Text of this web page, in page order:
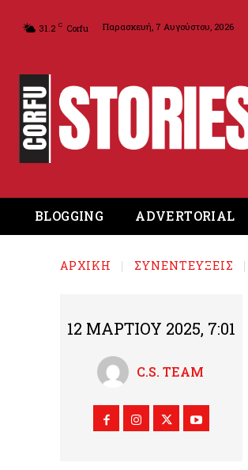
31.2 C Corfu Παρασκευή, 7 Αυγούστου, 2026
BLOGGING ADVERTORIAL
ΑΡΧΙΚΉ ΣΥΝΕΝΤΕΥΞΕΙΣ
12 ΜΑΡΤΊΟΥ 2025, 7:01
C.S. TEAM